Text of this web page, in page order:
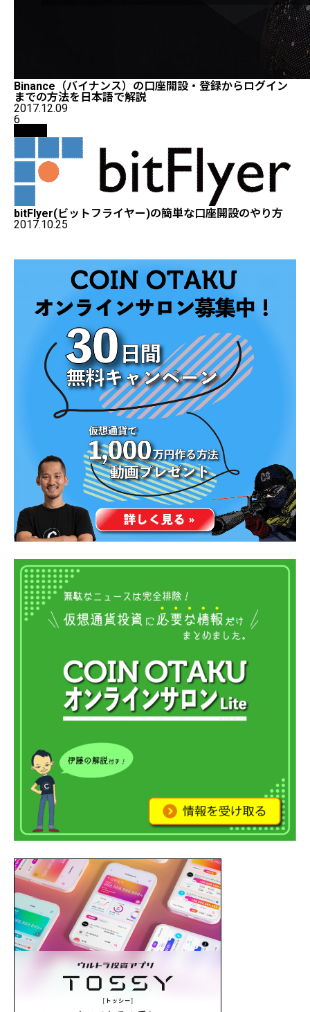
Binance（バイナンス）の口座開設・登録からログイン
までの方法を日本語で解説
2017.12.09
6
bitFlyer(ビットフライヤー)の簡単な口座開設のやり方
2017.10.25